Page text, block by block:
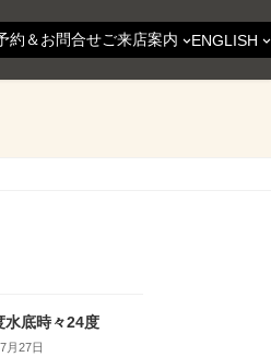
約＆お問合せご来店案内 ENGLISH
水底時々24度
月27日